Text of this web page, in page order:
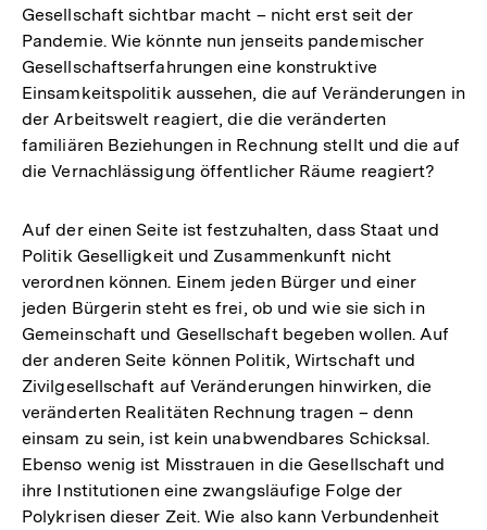
Gesellschaft sichtbar macht – nicht erst seit der
Pandemie. Wie könnte nun jenseits pandemischer
Gesellschaftserfahrungen eine konstruktive
Einsamkeitspolitik aussehen, die auf Veränderungen in
der Arbeitswelt reagiert, die die veränderten
familiären Beziehungen in Rechnung stellt und die auf
die Vernachlässigung öffentlicher Räume reagiert?
Auf der einen Seite ist festzuhalten, dass Staat und
Politik Geselligkeit und Zusammenkunft nicht
verordnen können. Einem jeden Bürger und einer
jeden Bürgerin steht es frei, ob und wie sie sich in
Gemeinschaft und Gesellschaft begeben wollen. Auf
der anderen Seite können Politik, Wirtschaft und
Zivilgesellschaft auf Veränderungen hinwirken, die
veränderten Realitäten Rechnung tragen – denn
einsam zu sein, ist kein unabwendbares Schicksal.
Ebenso wenig ist Misstrauen in die Gesellschaft und
ihre Institutionen eine zwangsläufige Folge der
Polykrisen dieser Zeit. Wie also kann Verbundenheit